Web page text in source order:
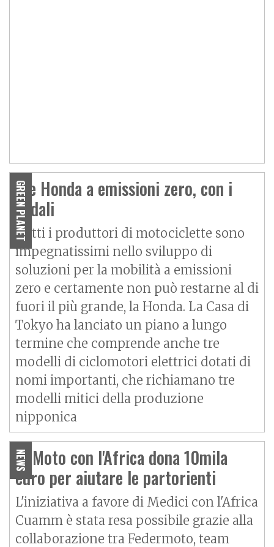
GREEN PLANET
Tre Honda a emissioni zero, con i
pedali
Tutti i produttori di motociclette sono
impegnatissimi nello sviluppo di
soluzioni per la mobilità a emissioni
zero e certamente non può restarne al di
fuori il più grande, la Honda. La Casa di
Tokyo ha lanciato un piano a lungo
termine che comprende anche tre
modelli di ciclomotori elettrici dotati di
nomi importanti, che richiamano tre
modelli mitici della produzione
nipponica
NEWS
In Moto con l'Africa dona 10mila
euro per aiutare le partorienti
L'iniziativa a favore di Medici con l'Africa
Cuamm è stata resa possibile grazie alla
collaborazione tra Federmoto, team